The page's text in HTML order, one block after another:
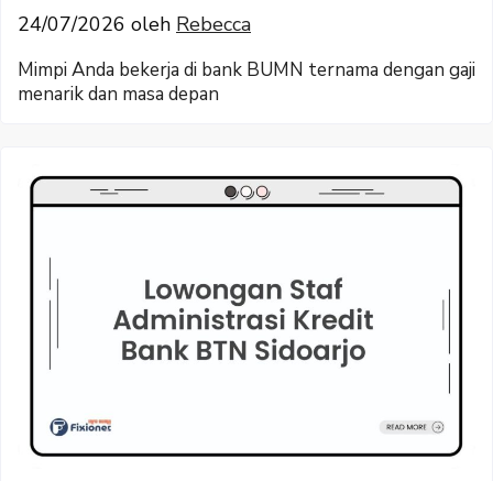
24/07/2026 oleh Rebecca
Mimpi Anda bekerja di bank BUMN ternama dengan gaji
menarik dan masa depan